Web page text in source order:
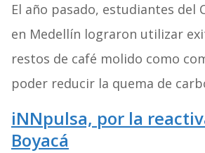
El año pasado, estudiantes del
en Medellín lograron utilizar
restos de café molido como
poder reducir la quema de
iNNpulsa, por la
Boyacá